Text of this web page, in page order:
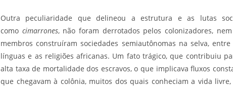
Outra peculiaridade que delineou a estrutura e as lutas
como cimarrones, não foram derrotados pelos colonizadores,
membros construíram sociedades semiautônomas na selva,
línguas e as religiões africanas. Um fato trágico, que contribuiu
alta taxa de mortalidade dos escravos, o que implicava fluxos
que chegavam à colônia, muitos dos quais conheciam a vida